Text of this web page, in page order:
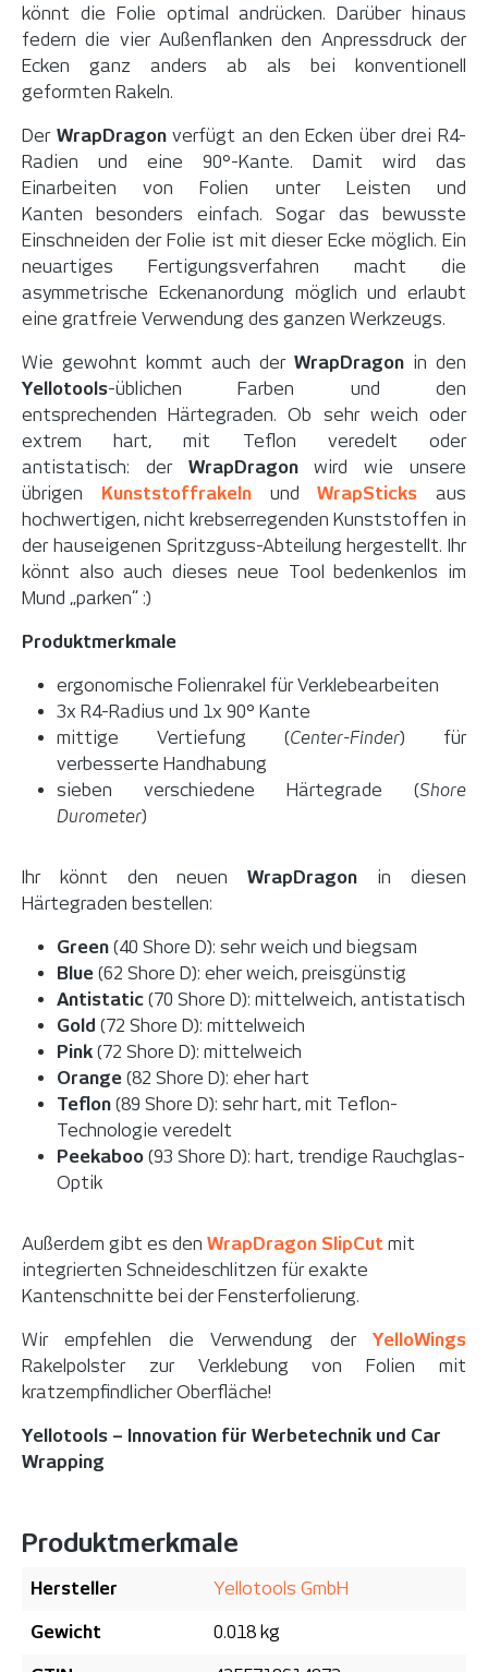
könnt die Folie optimal andrücken. Darüber hinaus
federn die vier Außenflanken den Anpressdruck der
Ecken ganz anders ab als bei konventionell
geformten Rakeln.
Der WrapDragonverfügt an den Ecken über drei R4-
Radien und eine 90°-Kante. Damit wird das
Einarbeiten von Folien unter Leisten und
Kanten besonders einfach. Sogar das bewusste
Einschneiden der Folie ist mit dieser Ecke möglich. Ein
neuartiges Fertigungsverfahren macht die
asymmetrische Eckenanordung möglich und erlaubt
eine gratfreie Verwendung des ganzen Werkzeugs.
Wie gewohnt kommt auch der WrapDragon in den
Yellotools-üblichen Farben und den
entsprechenden Härtegraden. Ob sehr weich oder
extrem hart, mit Teflon veredelt oder
antistatisch: der WrapDragonwird wie unsere
übrigen
KunststoffrakelnundWrapSticks aus
hochwertigen, nicht krebserregenden Kunststoffen in
der hauseigenen Spritzguss-Abteilung hergestellt. Ihr
könnt also auch dieses neue Tool bedenkenlos im
Mund „parken“ :)
Produktmerkmale
ergonomische Folienrakel für Verklebearbeiten
3x R4-Radius und 1x 90° Kante
mittige Vertiefung (Center-Finder) für
verbesserte Handhabung
sieben verschiedene Härtegrade (Shore
Durometer)
Ihr könnt den neuenWrapDragon in diesen
Härtegraden bestellen:
Green (40 Shore D): sehr weich und biegsam
Blue (62 Shore D): eher weich, preisgünstig
Antistatic (70 Shore D): mittelweich, antistatisch
Gold (72 Shore D): mittelweich
Pink (72 Shore D): mittelweich
Orange (82 Shore D): eher hart
Teflon (89 Shore D): sehr hart, mit Teflon-
Technologie veredelt
Peekaboo (93 Shore D): hart, trendige Rauchglas-
Optik
Außerdem gibt es den WrapDragon SlipCut mit
integrierten Schneideschlitzen für exakte
Kantenschnitte bei der Fensterfolierung.
Wir empfehlen die Verwendung der YelloWings
Rakelpolster zur Verklebung von Folien mit
kratzempfindlicher Oberfläche!
Yellotools – Innovation für Werbetechnik und Car
Wrapping
Produktmerkmale
Hersteller Yellotools GmbH
Gewicht 0.018 kg